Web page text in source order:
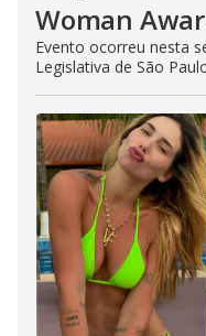
Woman
Evento ocorreu nesta
Legislativa de São